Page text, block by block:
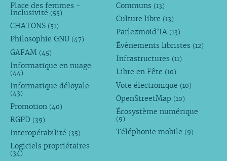
Place des femmes -
Inclusivité (55)
CHATONS (51)
Philosophie GNU (47)
GAFAM (45)
Informatique en nuage
(44)
Informatique déloyale
(43)
Promotion (40)
RGPD (39)
Interopérabilité (35)
Logiciels propriétaires
(34)
Communs (13)
Culture libre (13)
Parlezmoid’IA (13)
Évènements libristes (12)
Infrastructures (11)
Libre en Fête (10)
Vote électronique (10)
OpenStreetMap (10)
Écosystème numérique
(9)
Téléphonie mobile (9)